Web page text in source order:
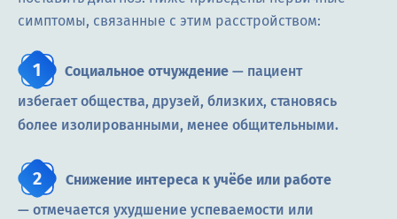
симптомы, связанные с этим расстройством:
Социальное отчуждение — пациент
избегает общества, друзей, близких, становясь
более изолированными, менее общительными.
Снижение интереса к учёбе или работе
— отмечается ухудшение успеваемости или